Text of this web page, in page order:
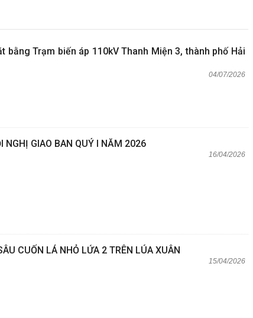
bằng Trạm biến áp 110kV Thanh Miện 3, thành phố Hải
04/07/2026
NGHỊ GIAO BAN QUÝ I NĂM 2026
16/04/2026
CUỐN LÁ NHỎ LỨA 2 TRÊN LÚA XUÂN
15/04/2026